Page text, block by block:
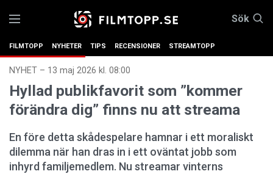
Sök
FILMTOPP NYHETER TIPS RECENSIONER STREAMTOPP
NYHET – 13 maj 2026 kl. 08:00
Hyllad publikfavorit som ”kommer
förändra dig” finns nu att streama
En före detta skådespelare hamnar i ett moraliskt
dilemma när han dras in i ett oväntat jobb som
inhyrd familjemedlem. Nu streamar vinterns